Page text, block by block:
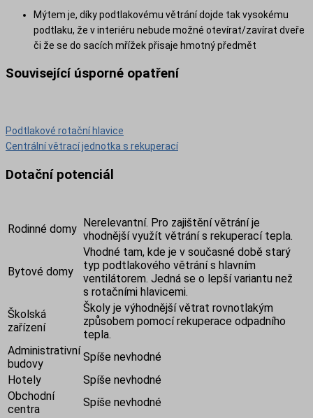
Mýtem je, díky podtlakovému větrání dojde tak vysokému
podtlaku, že v interiéru nebude možné otevírat/zavírat dveře
či že se do sacích mřížek přisaje hmotný předmět
Související úsporné opatření
Podtlakové rotační hlavice
Centrální větrací jednotka s rekuperací
Dotační potenciál
Rodinné domy
Nerelevantní. Pro zajištění větrání je
vhodnější využít větrání s rekuperací tepla.
Bytové domy
Vhodné tam, kde je v současné době starý
typ podtlakového větrání s hlavním
ventilátorem. Jedná se o lepší variantu než
s rotačními hlavicemi.
Školská
zařízení
Školy je výhodnější větrat rovnotlakým
způsobem pomocí rekuperace odpadního
tepla.
Administrativní
budovy
Spíše nevhodné
Hotely
Spíše nevhodné
Obchodní
centra
Spíše nevhodné